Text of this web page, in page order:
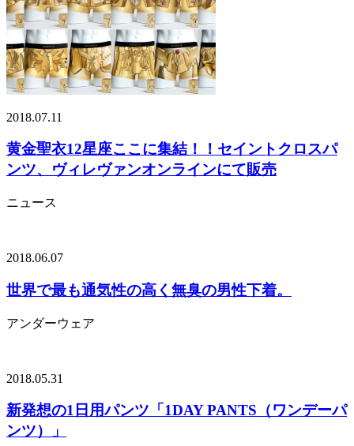
2018.07.11
黄金聖衣12星座ここに集結！！セイントクロスパ
ンツ、ヴィレヴァンオンラインにて販売
ニュース
2018.06.07
世界で最も通気性の高く無臭の男性下着。
アンダーウェア
2018.05.31
新発想の1日用パンツ「1DAY PANTS（ワンデーパ
ンツ）」